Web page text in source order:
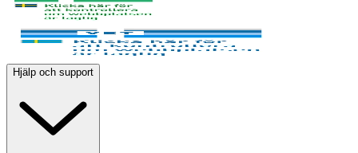
Hjälp och support